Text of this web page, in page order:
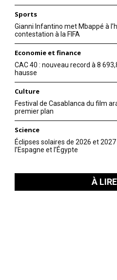
Sports
Gianni Infantino met Mbappé à
contestation à la FIFA
Economie et finance
CAC 40 : nouveau record à 8
hausse
Culture
Festival de Casablanca du film
premier plan
Science
Éclipses solaires de 2026 et
l’Espagne et l’Égypte
À LIRE